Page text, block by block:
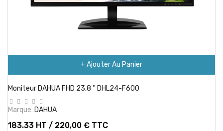
+ Ajouter Au Panier
Moniteur DAHUA FHD 23,8 '' DHL24-F600
Marque: DAHUA
183.33 HT / 220,00 € TTC